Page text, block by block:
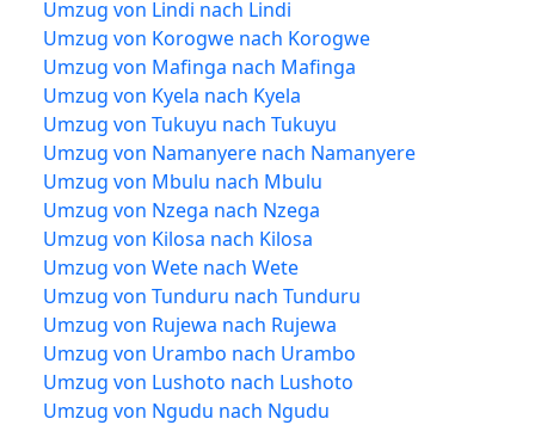
Umzug von Lindi nach Lindi
Umzug von Korogwe nach Korogwe
Umzug von Mafinga nach Mafinga
Umzug von Kyela nach Kyela
Umzug von Tukuyu nach Tukuyu
Umzug von Namanyere nach Namanyere
Umzug von Mbulu nach Mbulu
Umzug von Nzega nach Nzega
Umzug von Kilosa nach Kilosa
Umzug von Wete nach Wete
Umzug von Tunduru nach Tunduru
Umzug von Rujewa nach Rujewa
Umzug von Urambo nach Urambo
Umzug von Lushoto nach Lushoto
Umzug von Ngudu nach Ngudu